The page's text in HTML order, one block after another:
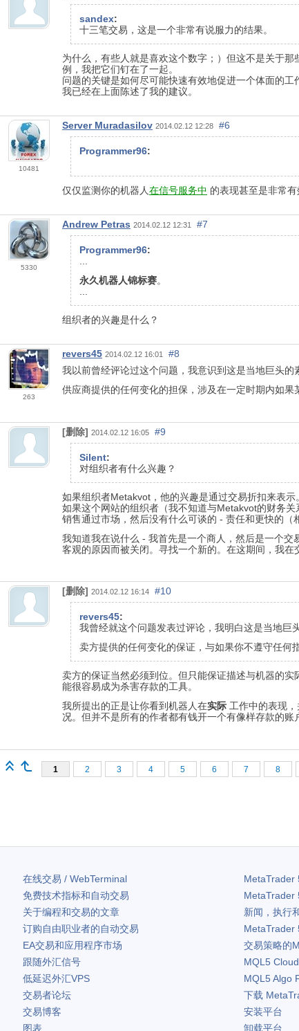
sandex:
十三笔交易，这是一个非常有说服力的结果。
为什么，有些人就是喜欢这个数字；）但这不是关于
例，我把它们钉在了一起。
问题的关键是如何尽可能快速有效地促进一个体面的工
我已经在上面陈述了我的建议。
10481
Server Muradasilov 2014.02.12 12:28 #6
Programmer96:
仅仅监测你的机器人在信号服务中 的表现甚至是非常
5330
Andrew Petras 2014.02.12 12:31 #7
Programmer96:
永久机器人锦标赛。
组织者的兴趣是什么？
263
revers45 2014.02.12 16:01
#8
我以前曾经评论过这个问题，我意识到这是当地巨头的
供应商提供的任何变化的担保，涉及在一定时期内如果
[删除] 2014.02.12 16:05 #9
Silent:
对组织者有什么兴趣？
如果组织者Metakvot，他的兴趣是通过交易折扣来表
如果这个网站的组织者（我不知道与Metakvot的财务
销售通过市场，然后没有什么可谈的 - 责任和更快的（
我知道我在说什么 - 我首先是一个商人，然后是一个
客观的原因而被关闭。寻找一个新的。在这期间，我在
[删除] 2014.02.12 16:14 #10
revers45:
我曾经就这个问题发表过评论，我明白这是当地巨
卖方提供的任何变化的保证，与如果你不遵守任何
卖方的保证当然必须到位。但只能保证描述与机器的
能很容易成为杀害存款的工具。
我所提出的正是让你看到机器人在实际 工作中的表现
况。但并不是所有的作者都有钱开一个有像样存款的账
1 2 3 4 5 6 7 8
在线交易 / WebTerminal
免费技术指标和自动交易
关于编程和交易的文章
订购自由职业者的自动交易
EA交易和应用程序市场
跟随外汇信号
低延迟外汇VPS
交易者论坛
交易博客
图表
MetaTrader
MetaTrader
新闻，执行
MetaTrader
交易策略的
MQL5
MQL5 Algo
下载
安装平台
卸载平台